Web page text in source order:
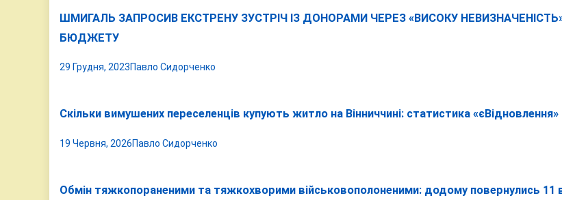
ШМИГАЛЬ ЗАПРОСИВ ЕКСТРЕНУ ЗУСТРІЧ ІЗ ДОНОРАМИ ЧЕРЕЗ «ВИСОКУ
БЮДЖЕТУ
29 Грудня, 2023Павло Сидорченко
Скільки вимушених переселенців купують житло на Вінниччині: статистика «єВідновлення»
19 Червня, 2026Павло Сидорченко
Обмін тяжкопораненими та тяжкохворими військовополоненими: додому повернулись 11